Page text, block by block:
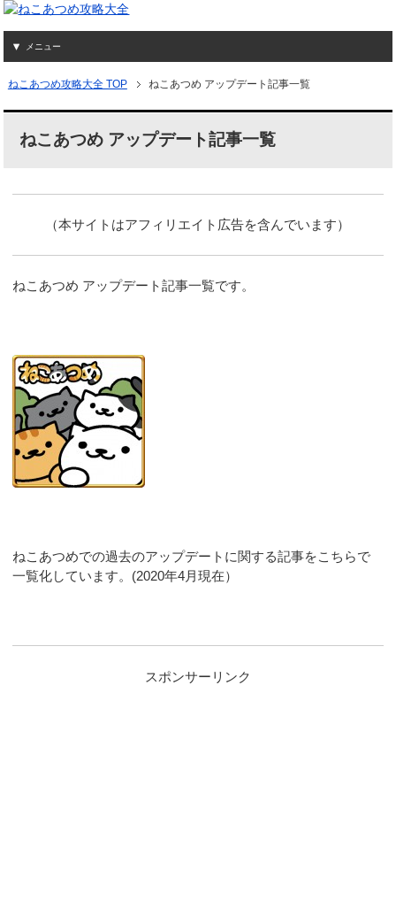
メニュー
ねこあつめ攻略大全 TOP ねこあつめ アップデート記事一覧
ねこあつめ アップデート記事一覧
（本サイトはアフィリエイト広告を含んでいます）
ねこあつめ アップデート記事一覧です。
ねこあつめでの過去のアップデートに関する記事をこちらで
一覧化しています。(2020年4月現在）
スポンサーリンク